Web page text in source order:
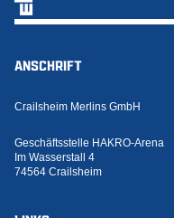
ANSCHRIFT
Crailsheim Merlins GmbH
Geschäftsstelle HAKRO-Arena
Im Wasserstall 4
74564 Crailsheim